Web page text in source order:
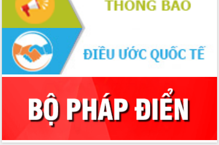
Gỡ khó, khởi công xây dựng, sửa chữa
toàn bộ nhà ở cho hộ dân đúng tiến độ
UBND tỉnh Đắk Lắk tổng kết công tác
quốc phòng, quân sự địa phương năm
2025
Tập trung triển khai quyết liệt, đồng bộ
các giải pháp nhằm thực hiện hiệu quả
Phát huy vai trò của người có uy tín
trong phòng chống tảo hôn và hôn
nhân cận huyết thống
nghiệp nước ngoài